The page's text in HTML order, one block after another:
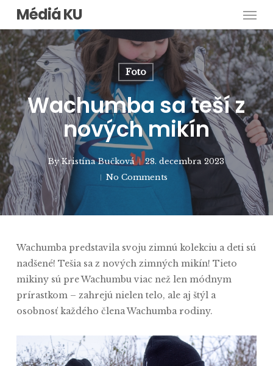
Skip
main
content
Médiá KU
Foto
Wachumba sa teší z
nových mikín
By Kristína Bučková
28. decembra 2023
No Comments
Wachumba predstavila svoju zimnú kolekciu a deti sú
nadšené! Tešia sa z nových zimných mikín! Tieto
mikiny sú pre Wachumbu viac než len módnym
prírastkom – zahrejú nielen telo, ale aj štýl a
osobnosť každého člena Wachumba rodiny.